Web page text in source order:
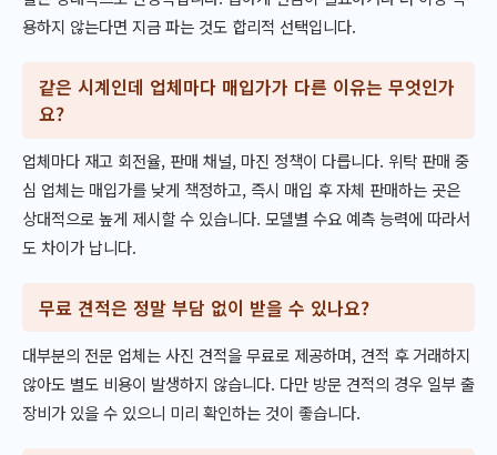
용하지 않는다면 지금 파는 것도 합리적 선택입니다.
같은 시계인데 업체마다 매입가가 다른 이유는 무엇인가
요?
업체마다 재고 회전율, 판매 채널, 마진 정책이 다릅니다. 위탁 판매 중
심 업체는 매입가를 낮게 책정하고, 즉시 매입 후 자체 판매하는 곳은
상대적으로 높게 제시할 수 있습니다. 모델별 수요 예측 능력에 따라서
도 차이가 납니다.
무료 견적은 정말 부담 없이 받을 수 있나요?
대부분의 전문 업체는 사진 견적을 무료로 제공하며, 견적 후 거래하지
않아도 별도 비용이 발생하지 않습니다. 다만 방문 견적의 경우 일부 출
장비가 있을 수 있으니 미리 확인하는 것이 좋습니다.